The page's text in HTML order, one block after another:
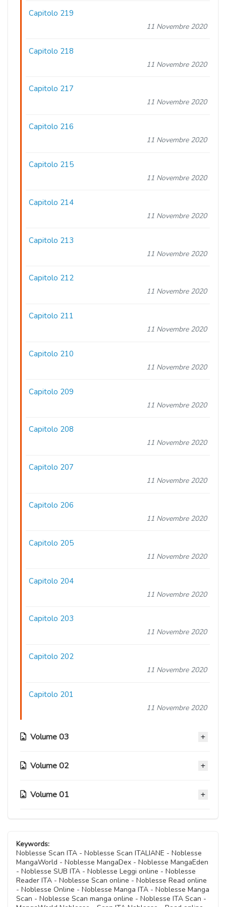
Capitolo 219
11 Novembre 2020
Capitolo 218
11 Novembre 2020
Capitolo 217
11 Novembre 2020
Capitolo 216
11 Novembre 2020
Capitolo 215
11 Novembre 2020
Capitolo 214
11 Novembre 2020
Capitolo 213
11 Novembre 2020
Capitolo 212
11 Novembre 2020
Capitolo 211
11 Novembre 2020
Capitolo 210
11 Novembre 2020
Capitolo 209
11 Novembre 2020
Capitolo 208
11 Novembre 2020
Capitolo 207
11 Novembre 2020
Capitolo 206
11 Novembre 2020
Capitolo 205
11 Novembre 2020
Capitolo 204
11 Novembre 2020
Capitolo 203
11 Novembre 2020
Capitolo 202
11 Novembre 2020
Capitolo 201
11 Novembre 2020
Volume 03
Capitolo 200
Capitolo 198
11 Novembre 2020
Capitolo 197
11 Novembre 2020
Volume 02
Capitolo 154
11 Novembre 2020
Capitolo 152
11 Novembre 2020
Volume 01
Capitolo 91
11 Novembre 2020
Capitolo 90
Keywords:
Noblesse Scan ITA - Noblesse Scan ITALIANE - Noblesse
MangaWorld - Noblesse MangaDex - Noblesse MangaEden
- Noblesse SUB ITA - Noblesse Leggi online - Noblesse
Reader ITA - Noblesse Scan online - Noblesse Read online
- Noblesse Online - Noblesse Manga ITA - Noblesse Manga
Scan - Noblesse Scan manga online - Noblesse ITA Scan -